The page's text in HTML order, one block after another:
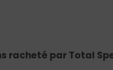
racheté par Total